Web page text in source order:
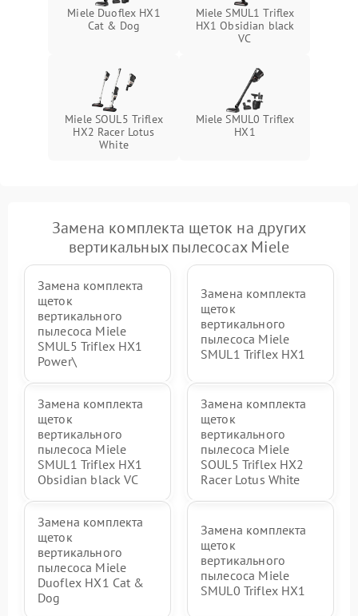
Miele Duoflex HX1
Cat & Dog
Miele SMUL1 Triflex
HX1 Obsidian black
VC
Miele SOUL5 Triflex
HX2 Racer Lotus
White
Miele SMUL0 Triflex
HX1
Замена комплекта щеток на других
вертикальных пылесосах Miele
Замена комплекта
щеток
вертикального
пылесоса Miele
SMUL5 Triflex HX1
Power\
Замена комплекта
щеток
вертикального
пылесоса Miele
SMUL1 Triflex HX1
Замена комплекта
щеток
вертикального
пылесоса Miele
SMUL1 Triflex HX1
Obsidian black VC
Замена комплекта
щеток
вертикального
пылесоса Miele
SOUL5 Triflex HX2
Racer Lotus White
Замена комплекта
щеток
вертикального
пылесоса Miele
Duoflex HX1 Cat &
Dog
Замена комплекта
щеток
вертикального
пылесоса Miele
SMUL0 Triflex HX1